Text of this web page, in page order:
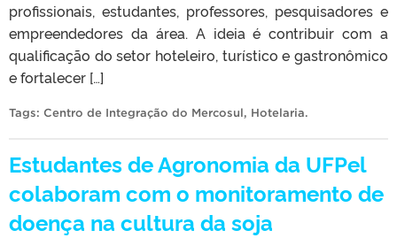
profissionais, estudantes, professores, pesquisadores e
empreendedores da área. A ideia é contribuir com a
qualificação do setor hoteleiro, turístico e gastronômico
e fortalecer […]
Tags: Centro de Integração do Mercosul, Hotelaria.
Estudantes de Agronomia da UFPel
colaboram com o monitoramento de
doença na cultura da soja